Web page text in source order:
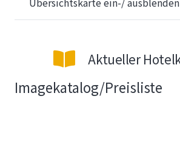
Aktueller
Imagekatalog/Preisliste